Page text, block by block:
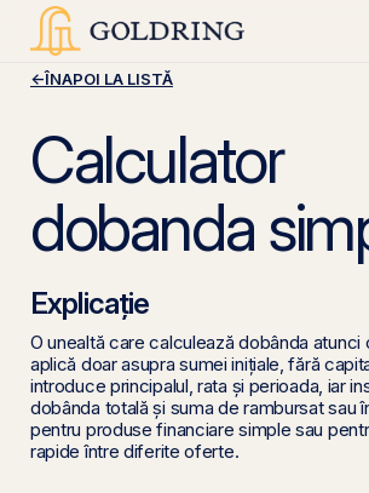
←ÎNAPOI LA LISTĂ
Calculator
dobanda
Explicație
O unealtă care calculează dobânda atunci
aplică doar asupra sumei inițiale, fără
introduce principalul, rata și perioada, iar
dobânda totală și suma de rambursat sau
pentru produse financiare simple sau
rapide între diferite oferte.